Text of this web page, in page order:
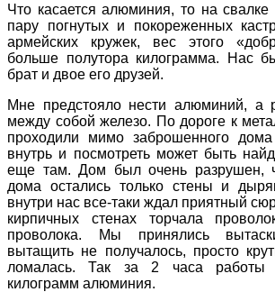
Что касается алюминия, то на
пару погнутых и покореженных
армейских кружек, вес этого
больше полутора килограмма. Нас
брат и двое его друзей.
Мне предстояло нести алюминий, а
между собой железо. По дороге к
проходили мимо заброшенного
внутрь и посмотреть может быть
еще там. Дом был очень разрушен,
дома остались только стены и
внутри нас все-таки ждал приятный
кирпичных стенах торчала
проволока. Мы принялись
вытащить не получалось, просто
ломалась. Так за 2 часа
килограмм алюминия.